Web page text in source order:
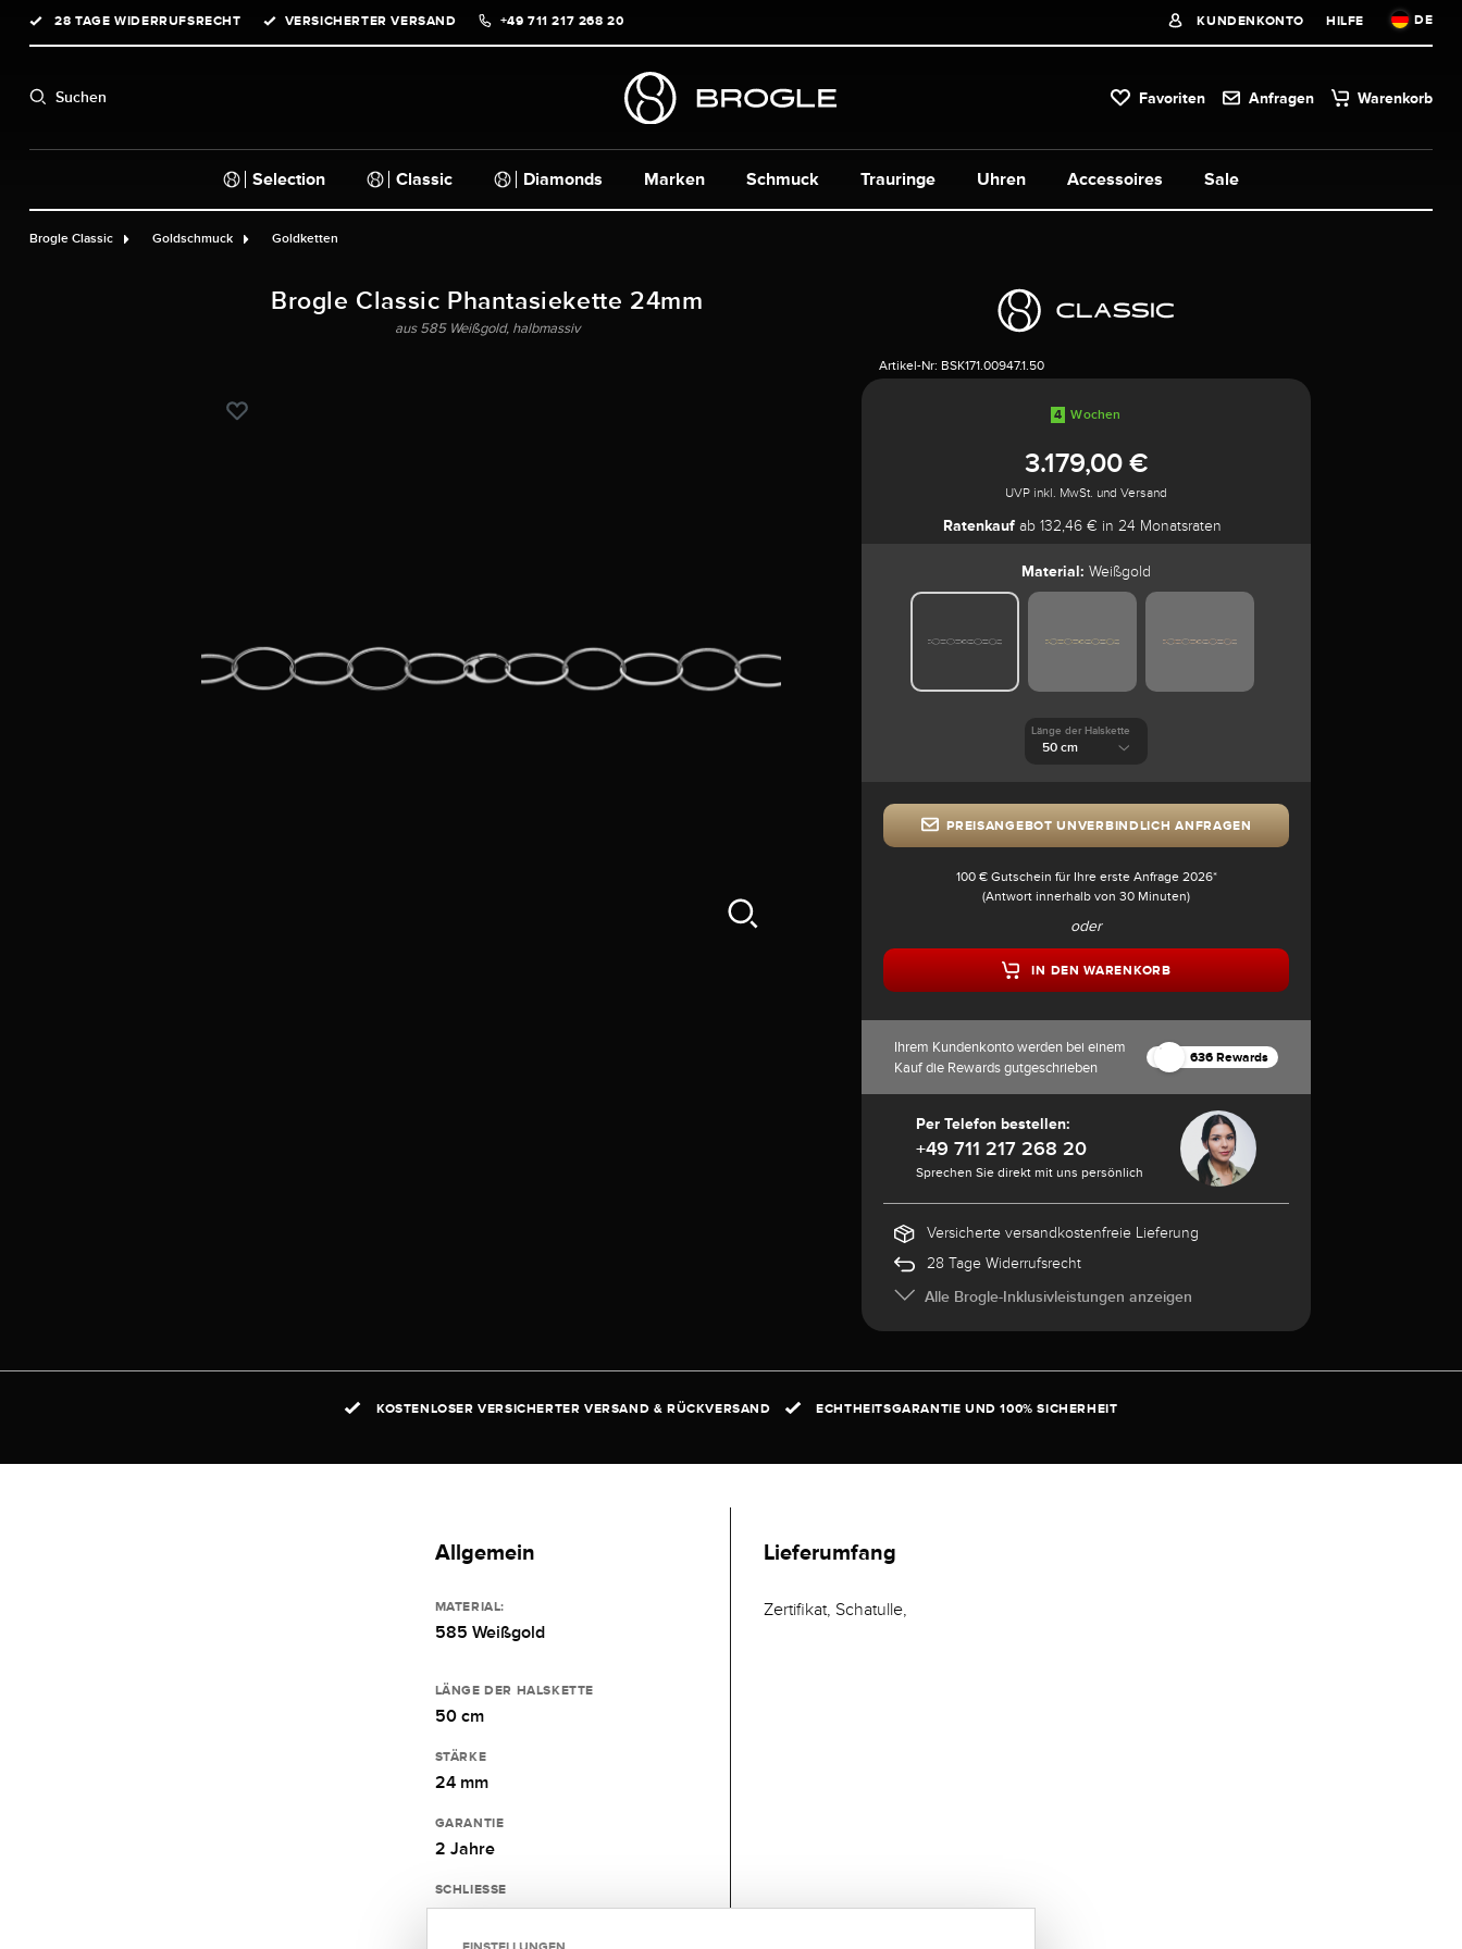
Zur Hauptnavigation springen
28 TAGE WIDERRUFSRECHT VERSICHERTER VERSAND +49 711 217 268 20 KUNDENKONTO HILFE DE
Suchen Favoriten Anfragen Warenkorb
Selection Classic Diamonds Marken Schmuck Uhren Accessoires Sale
Trauringe
Brogle Classic Goldschmuck Goldketten
Brogle Classic Phantasiekette 24mm
aus 585 Weißgold, halbmassiv
Artikel-Nr: BSK171.00947.1.50
4 Wochen
3.179,00 €
UVP inkl. MwSt. und Versand
Ratenkaufab 132,46 € in 24 Monatsraten
Material: Weißgold
Länge der Halskette
PREISANGEBOT UNVERBINDLICH ANFRAGEN
100 € Gutschein für Ihre erste Anfrage 2026*
(Antwort innerhalb von 30 Minuten)
oder
IN DEN WARENKORB
Ihrem Kundenkonto werden bei einem
Kauf die Rewards gutgeschrieben
636 Rewards
Per Telefon bestellen:
+49 711 217 268 20
Sprechen Sie direkt mit uns persönlich
Versicherte versandkostenfreie Lieferung
28 Tage Widerrufsrecht
Alle Brogle-Inklusivleistungen anzeigen
KOSTENLOSER VERSICHERTER VERSAND & RÜCKVERSAND ECHTHEITSGARANTIE UND 100% SICHERHEIT
Allgemein
MATERIAL:
585 Weißgold
LÄNGE DER HALSKETTE
50 cm
STÄRKE
24 mm
GARANTIE
2 Jahre
SCHLIESSE
Fantasie-Schließe
Lieferumfang
Zertifikat, Schatulle,